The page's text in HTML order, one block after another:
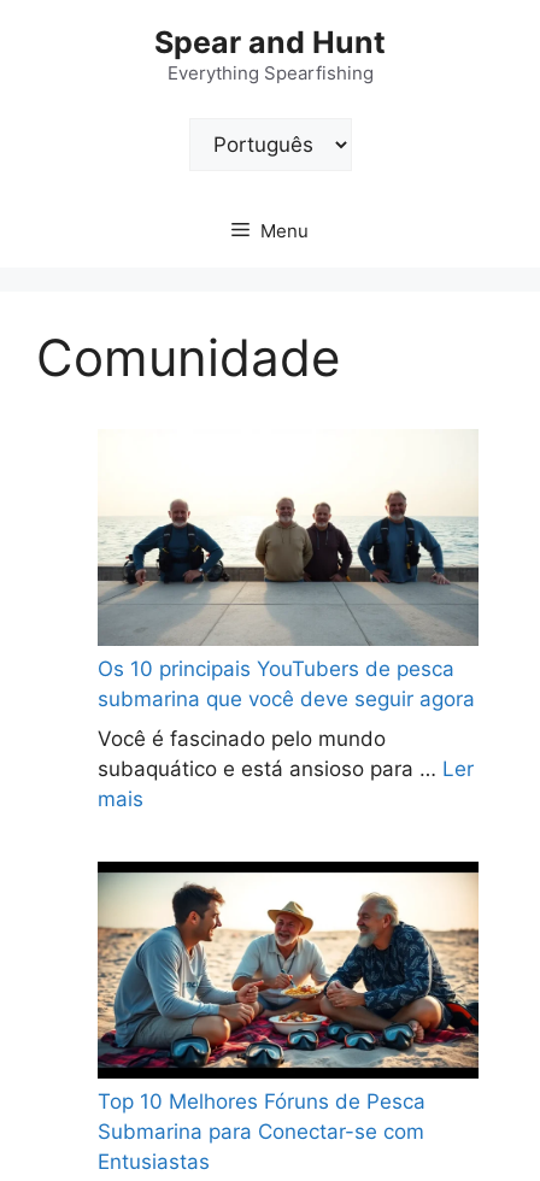
Spear and Hunt
Everything Spearfishing
Escolha
Menu
Comunidade
Os 10 principais YouTubers de pesca
submarina que você deve seguir agora
Você é fascinado pelo mundo
subaquático e está ansioso para … Ler
mais
Top 10 Melhores Fóruns de Pesca
Submarina para Conectar-se com
Entusiastas